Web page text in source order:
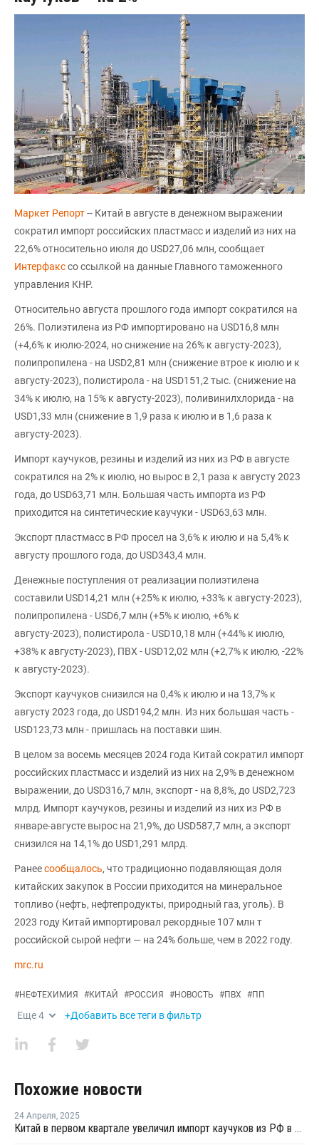
Маркет Репорт-- Китай в августе в денежном выражении
сократил импорт российских пластмасс и изделий из них на
22,6% относительно июля до USD27,06 млн, сообщает
Интерфакссо ссылкой на данные Главного таможенного
управления КНР.
Относительно августа прошлого года импорт сократился на
26%. Полиэтилена из РФ импортировано на USD16,8 млн
(+4,6% к июлю-2024, но снижение на 26% к августу-2023),
полипропилена - на USD2,81 млн (снижение втрое к июлю и к
августу-2023), полистирола - на USD151,2 тыс. (снижение на
34% к июлю, на 15% к августу-2023), поливинилхлорида - на
USD1,33 млн (снижение в 1,9 раза к июлю и в 1,6 раза к
августу-2023).
Импорт каучуков, резины и изделий из них из РФ в августе
сократился на 2% к июлю, но вырос в 2,1 раза к августу 2023
года, до USD63,71 млн. Большая часть импорта из РФ
приходится на синтетические каучуки - USD63,63 млн.
Экспорт пластмасс в РФ просел на 3,6% к июлю и на 5,4% к
августу прошлого года, до USD343,4 млн.
Денежные поступления от реализации полиэтилена
составили USD14,21 млн (+25% к июлю, +33% к августу-2023),
полипропилена - USD6,7 млн (+5% к июлю, +6% к
августу-2023), полистирола - USD10,18 млн (+44% к июлю,
+38% к августу-2023), ПВХ - USD12,02 млн (+2,7% к июлю, -22%
к августу-2023).
Экспорт каучуков снизился на 0,4% к июлю и на 13,7% к
августу 2023 года, до USD194,2 млн. Из них большая часть -
USD123,73 млн - пришлась на поставки шин.
В целом за восемь месяцев 2024 года Китай сократил импорт
российских пластмасс и изделий из них на 2,9% в денежном
выражении, до USD316,7 млн, экспорт - на 8,8%, до USD2,723
млрд. Импорт каучуков, резины и изделий из них из РФ в
январе-августе вырос на 21,9%, до USD587,7 млн, а экспорт
снизился на 14,1% до USD1,291 млрд.
Ранеесообщалось, что традиционно подавляющая доля
китайских закупок в России приходится на минеральное
топливо (нефть, нефтепродукты, природный газ, уголь). В
2023 году Китай импортировал рекордные 107 млн т
российской сырой нефти — на 24% больше, чем в 2022 году.
mrc.ru
#НЕФТЕХИМИЯ #КИТАЙ #РОССИЯ #НОВОСТЬ #ПВХ #ПП
Еще4 +Добавить все теги в фильтр
Похожие новости
24 Апреля, 2025
Китай в первом квартале увеличил импорт каучуков из РФ в денежном выражении в 1,5 раза